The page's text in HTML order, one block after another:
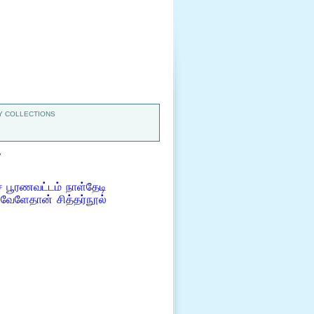
COLLECTIONS
நாள்தேடி
வேளேதான் சித்தர்நூல்